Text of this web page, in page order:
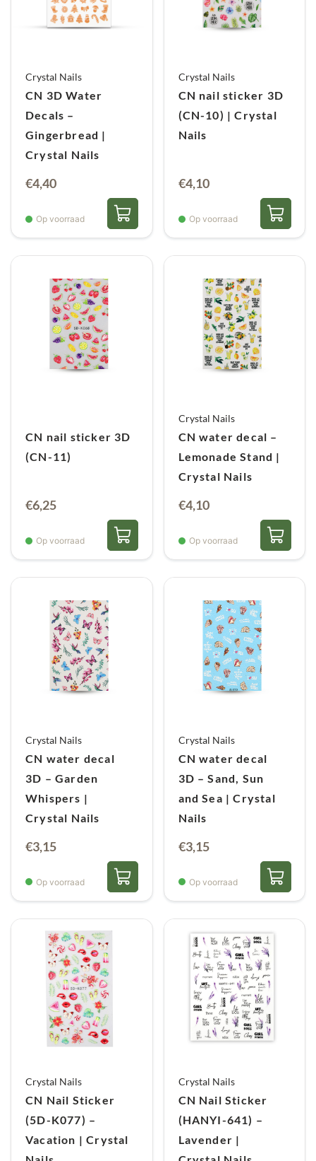
Crystal Nails
CN 3D Water
Decals –
Gingerbread |
Crystal Nails
€4,40
Op voorraad
Crystal Nails
CN nail sticker 3D
(CN-10) | Crystal
Nails
€4,10
Op voorraad
CN nail sticker 3D
(CN-11)
€6,25
Op voorraad
Crystal Nails
CN water decal –
Lemonade Stand |
Crystal Nails
€4,10
Op voorraad
Crystal Nails
CN water decal
3D – Garden
Whispers |
Crystal Nails
€3,15
Op voorraad
Crystal Nails
CN water decal
3D – Sand, Sun
and Sea | Crystal
Nails
€3,15
Op voorraad
Crystal Nails
CN Nail Sticker
(5D-K077) –
Vacation | Crystal
Crystal Nails
CN Nail Sticker
(HANYI-641) –
Lavender |